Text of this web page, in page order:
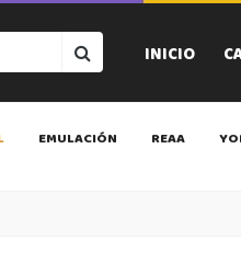
INICIO
EMULACIÓN REAA